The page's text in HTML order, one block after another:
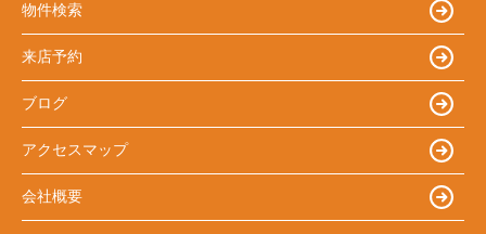
物件検索
来店予約
ブログ
アクセスマップ
会社概要